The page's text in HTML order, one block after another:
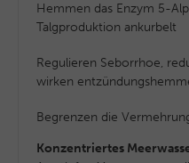
Hemmen das Enzym 5-
Talgproduktion ankurbelt
Regulieren Seborrhoe,
wirken
Begrenzen die
Konzentriertes